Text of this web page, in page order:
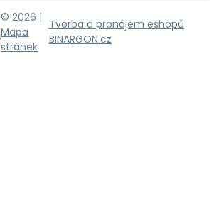
© 2026 |
Mapa
stránek
Tvorba a pronájem eshopů
BINARGON.cz